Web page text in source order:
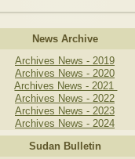
News Archive
Archives News - 2019
Archives News - 2020
Archives News - 2021
Archives News - 2022
Archives News - 2023
Archives News - 2024
Sudan Bulletin